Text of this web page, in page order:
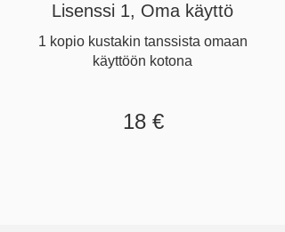
Lisenssi 1, Oma käyttö
1 kopio kustakin tanssista omaan
käyttöön kotona
18 €